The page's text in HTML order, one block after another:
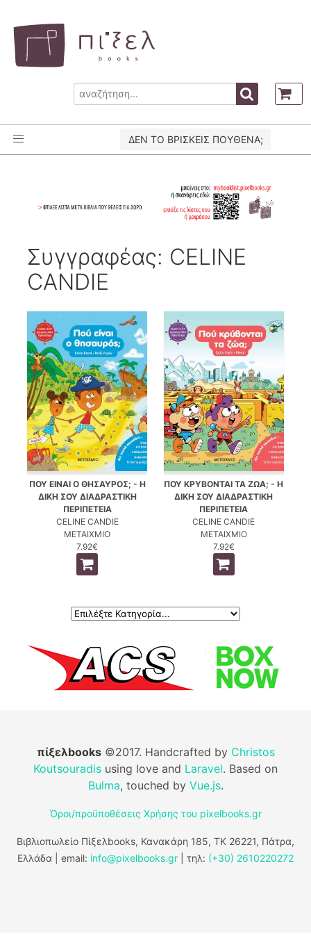
ΔΕΝ ΤΟ ΒΡΙΣΚΕΙΣ ΠΟΥΘΕΝΑ;
Συγγραφέας: CELINE
CANDIE
ΠΟΥ ΕΙΝΑΙ Ο ΘΗΣΑΥΡΟΣ; - Η
ΔΙΚΗ ΣΟΥ ΔΙΑΔΡΑΣΤΙΚΗ
ΠΕΡΙΠΕΤΕΙΑ
CELINE CANDIE
ΜΕΤΑΙΧΜΙΟ
7.92€
ΠΟΥ ΚΡΥΒΟΝΤΑΙ ΤΑ ΖΩΑ; - Η
ΔΙΚΗ ΣΟΥ ΔΙΑΔΡΑΣΤΙΚΗ
ΠΕΡΙΠΕΤΕΙΑ
CELINE CANDIE
ΜΕΤΑΙΧΜΙΟ
7.92€
πίξελbooks©2017. Handcrafted by Christos
Koutsouradis using love and Laravel. Based on
Bulma, touched by Vue.js.
Όροι/προϋποθέσεις Χρήσης του pixelbooks.gr
Βιβλιοπωλείο Πίξελbooks, Κανακάρη 185, ΤΚ 26221, Πάτρα,
Ελλάδα | email: info@pixelbooks.gr | τηλ: (+30) 2610220272